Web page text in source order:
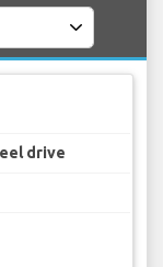
drive